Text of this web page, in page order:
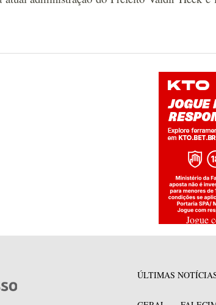
Jogue
ÚLTIMAS